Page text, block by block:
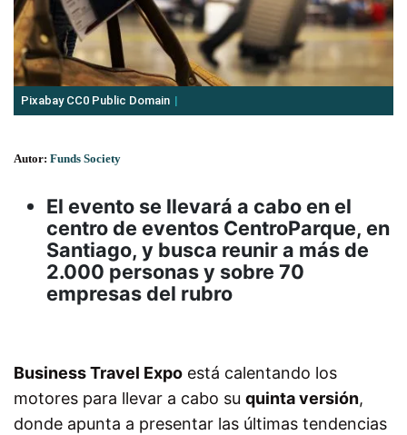
Pixabay CC0 Public Domain
Autor: Funds Society
El evento se llevará a cabo en el
centro de eventos CentroParque, en
Santiago, y busca reunir a más de
2.000 personas y sobre 70
empresas del rubro
Business Travel Expo está calentando los
motores para llevar a cabo su quinta versión,
donde apunta a presentar las últimas tendencias